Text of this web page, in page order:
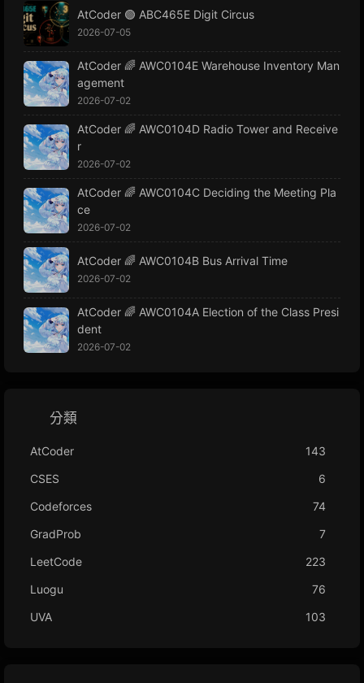
AtCoder 🟢 ABC465E Digit Circus
2026-07-05
AtCoder 🌈 AWC0104E Warehouse Inventory Man
agement
2026-07-02
AtCoder 🌈 AWC0104D Radio Tower and Receive
r
2026-07-02
AtCoder 🌈 AWC0104C Deciding the Meeting Pla
ce
2026-07-02
AtCoder 🌈 AWC0104B Bus Arrival Time
2026-07-02
AtCoder 🌈 AWC0104A Election of the Class Presi
dent
2026-07-02
分類
AtCoder
143
CSES
6
Codeforces
74
GradProb
7
LeetCode
223
Luogu
76
UVA
103